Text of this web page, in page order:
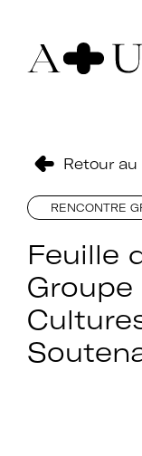
Pour
92000Retour
RENCONTRE
Feuille
Groupe